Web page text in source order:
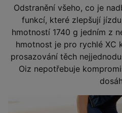
Odstranění všeho, co je
funkcí, které zlepšují
hmotností 1740 g jedním z
hmotnost je pro rychlé XC
prosazování těch
Oiz nepotřebuje